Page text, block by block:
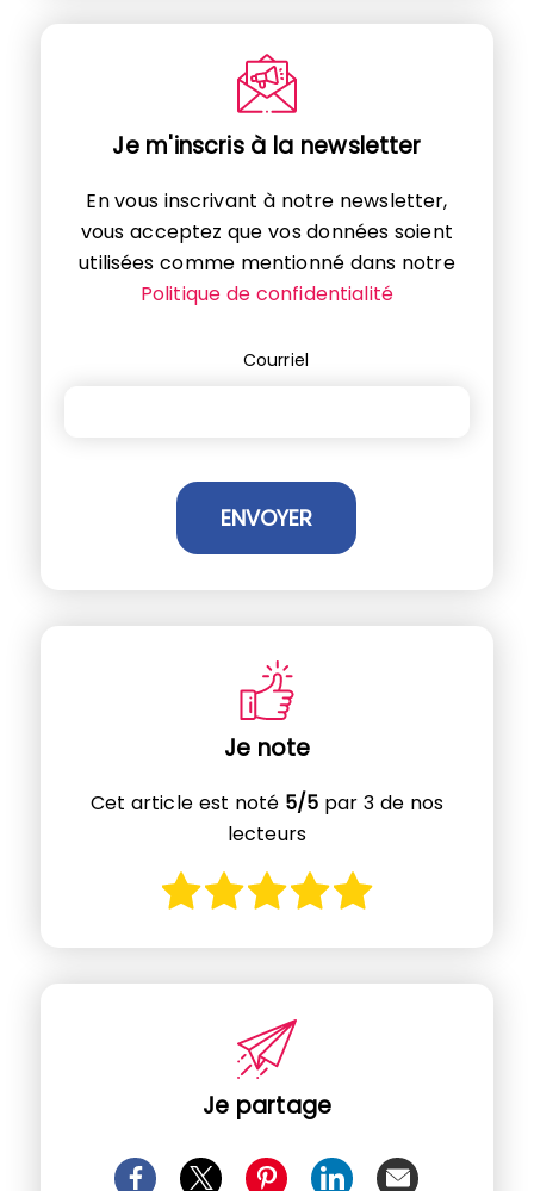
Je m'inscris à la newsletter
En vous inscrivant à notre newsletter,
vous acceptez que vos données soient
utilisées comme mentionné dans notre
Politique de confidentialité
Courriel
Je note
Cet article est noté 5/5 par 3 de nos
lecteurs
Je partage